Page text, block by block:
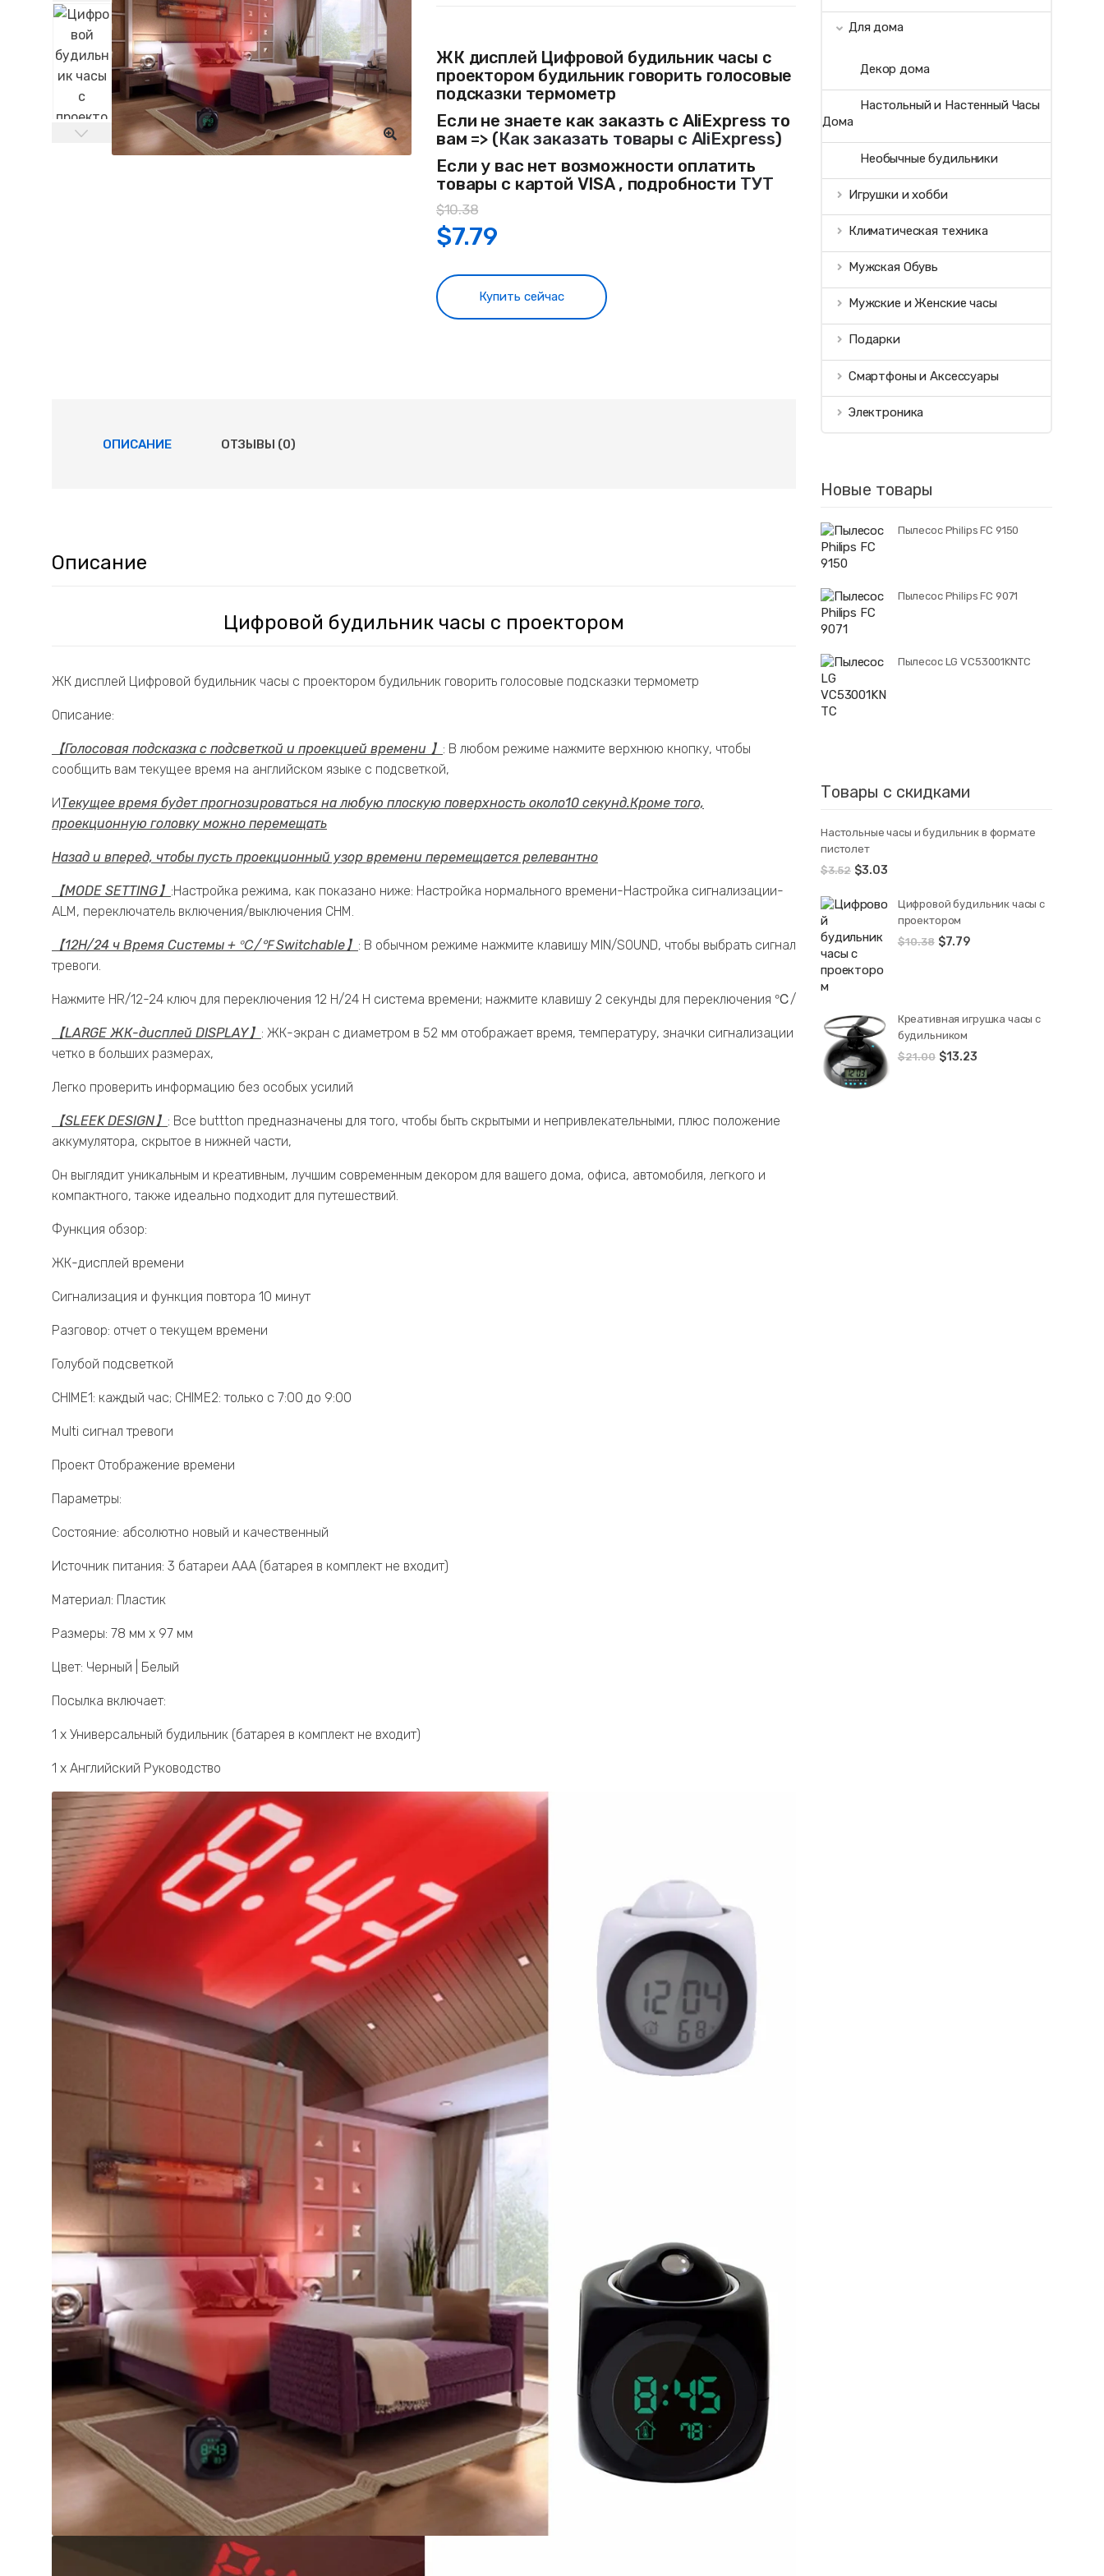
ЖК дисплей Цифровой будильник часы с
проектором будильник говорить голосовые
подсказки термометр
Если не знаете как заказть с AliExpress то
вам => (Как заказать товары с AliExpress)
Если у вас нет возможности оплатить
товары с картой VISA , подробности ТУТ
$10.38
$7.79
Купить сейчас
ОПИСАНИЕ ОТЗЫВЫ (0)
Описание
Цифровой будильник часы с проектором
ЖК дисплей Цифровой будильник часы с проектором будильник говорить голосовые подсказки термометр
Описание:
【Голосовая подсказка с подсветкой и проекцией времени 】 : В любом режиме нажмите верхнюю кнопку, чтобы
сообщить вам текущее время на английском языке с подсветкой,
ИТекущее время будет прогнозироваться на любую плоскую поверхность около10 секунд.Кроме того,
проекционную головку можно перемещать
Назад и вперед, чтобы пусть проекционный узор времени перемещается релевантно
【MODE SETTING】 :Настройка режима, как показано ниже: Настройка нормального времени-Настройка сигнализации-
ALM, переключатель включения/выключения CHM.
【12H/24 ч Время Системы + ℃/℉ Switchable】 : В обычном режиме нажмите клавишу MIN/SOUND, чтобы выбрать сигнал
тревоги.
Нажмите HR/12-24 ключ для переключения 12 H/24 H система времени; нажмите клавишу 2 секунды для переключения ℃/
【LARGE ЖК-дисплей DISPLAY】 : ЖК-экран с диаметром в 52 мм отображает время, температуру, значки сигнализации
четко в больших размерах,
Легко проверить информацию без особых усилий
【SLEEK DESIGN】 : Все buttton предназначены для того, чтобы быть скрытыми и непривлекательными, плюс положение
аккумулятора, скрытое в нижней части,
Он выглядит уникальным и креативным, лучшим современным декором для вашего дома, офиса, автомобиля, легкого и
компактного, также идеально подходит для путешествий.
Функция обзор:
ЖК-дисплей времени
Сигнализация и функция повтора 10 минут
Разговор: отчет о текущем времени
Голубой подсветкой
CHIME1: каждый час; CHIME2: только с 7:00 до 9:00
Multi сигнал тревоги
Проект Отображение времени
Параметры:
Состояние: абсолютно новый и качественный
Источник питания: 3 батареи AAA (батарея в комплект не входит)
Материал: Пластик
Размеры: 78 мм x 97 мм
Цвет: Черный | Белый
Посылка включает:
1 x Универсальный будильник (батарея в комплект не входит)
1 х Английский Руководство
Для дома
Декор дома
Настольный и Настенный Часы
Дома
Необычные будильники
Игрушки и хобби
Климатическая техника
Мужская Обувь
Мужские и Женские часы
Подарки
Смартфоны и Аксессуары
Электроника
Новые товары
Пылесос Philips FC 9150
Пылесос Philips FC 9071
Пылесос LG VC53001KNTC
Товары с скидками
Настольные часы и будильник в формате
пистолет
$3.52 $3.03
Цифровой будильник часы с
проектором
$10.38 $7.79
Креативная игрушка часы c
будильником
$21.00 $13.23